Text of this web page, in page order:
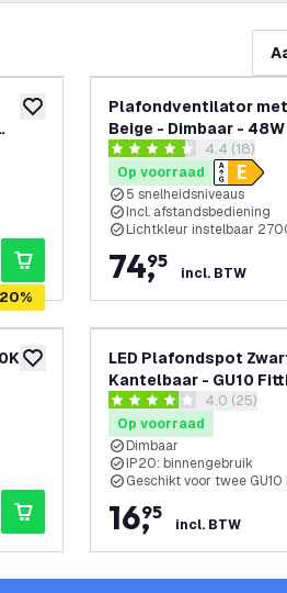
toevoegen aan verlanglijst
Plafondventilator met
Beige - Dimbaar -
6000K - Incl.reviews
4.4 score sterren4.4 (18)
Op voorraad
5 snelheidsniveaus
Incl. afstandsbediening
Lichtkleur instelbaar
74,
95
incl. BTW
toevoegen aan verlanglijst
20%
-
LED Plafondspot
Kantelbaar - GU10
reviews
4 score sterren4.0 (25)
Op voorraad
Dimbaar
IP20: binnengebruik
Geschikt voor twee GU10
16,
95
incl. BTW